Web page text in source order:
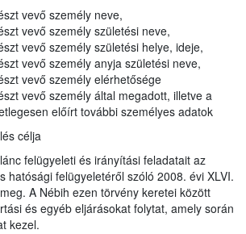
vevő személy neve,
vevő személy születési neve,
vevő személy születési helye, ideje,
vevő személy anyja születési neve,
vevő személy elérhetősége
vevő személy által megadott, illetve a
előírt további személyes adatok
célja
felügyeleti és irányítási feladatait az
hatósági felügyeletéről szóló 2008. évi XLVI.
A Nébih ezen törvény keretei között
és egyéb eljárásokat folytat, amely során
kezel.